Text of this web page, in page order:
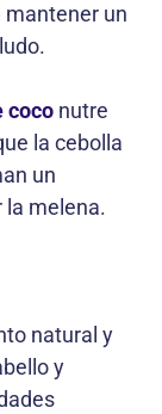
mantener un
coco nutre
la cebolla
un
melena.
natural y
y